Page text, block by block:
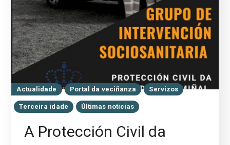
Actualidade Portal da veciñanza Servizos
Terceira idade Últimas noticias
A Protección Civil da